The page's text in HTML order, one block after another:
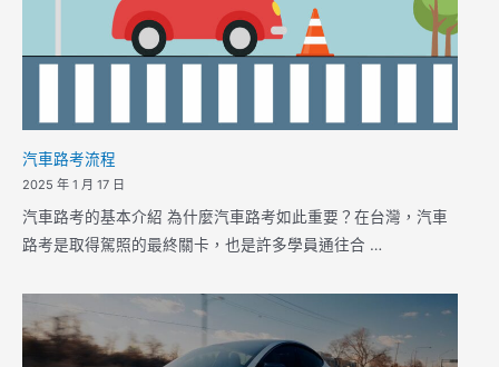
汽車路考流程
2025 年 1 月 17 日
汽車路考的基本介紹 為什麼汽車路考如此重要？在台灣，汽車
路考是取得駕照的最終關卡，也是許多學員通往合 …